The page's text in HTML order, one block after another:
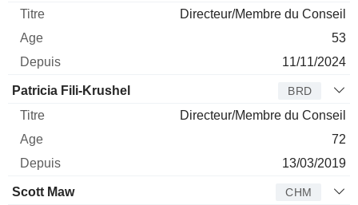
Directeur/Membre du Conseil
53
11/11/2024
Patricia Fili-Krushel BRD
Directeur/Membre du Conseil
72
13/03/2019
Scott Maw CHM